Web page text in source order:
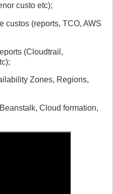
custo etc);
custos (reports, TCO, AWS
(Cloudtrail,
Zones, Regions,
Cloud formation,